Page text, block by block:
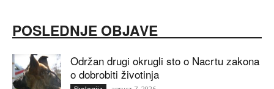
POSLEDNJE OBJAVE
Održan drugi okrugli sto o Nacrtu zakona
o dobrobiti životinja